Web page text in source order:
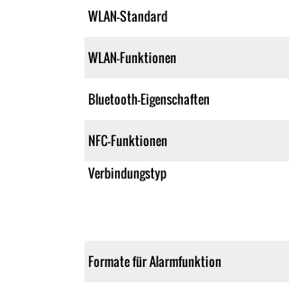
WLAN-Standard
WLAN-Funktionen
Bluetooth-Eigenschaften
NFC-Funktionen
Verbindungstyp
Formate für Alarmfunktion